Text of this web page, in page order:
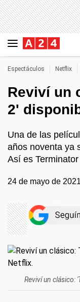
Espectáculos Netflix
Reviví un
2'
Una de las
años noventa ya
Así es Terminator
24 de mayo de
Reviví un clásico: